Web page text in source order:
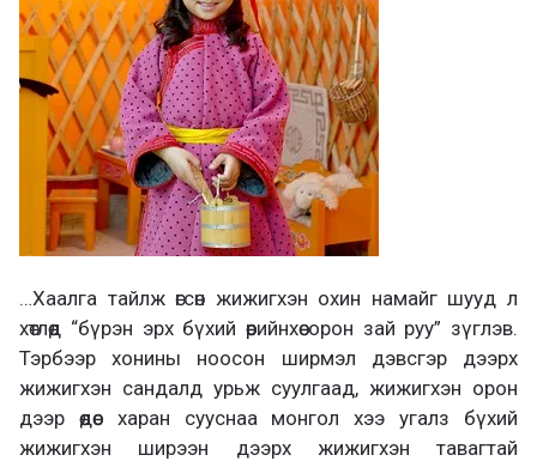
…Хаалга тайлж өгсөн жижигхэн охин намайг шууд л
хөтлөөд “бүрэн эрх бүхий өөрийнхөө орон зай руу” зүглэв.
Тэрбээр хонины ноосон ширмэл дэвсгэр дээрх
жижигхэн сандалд урьж суулгаад, жижигхэн орон
дээр өөдөөс харан сууснаа монгол хээ угалз бүхий
жижигхэн ширээн дээрх жижигхэн тавагтай